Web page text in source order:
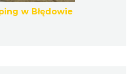
w Błędowie